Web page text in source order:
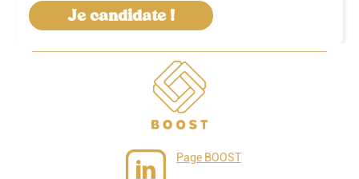
Je candidate !
Page BOOST